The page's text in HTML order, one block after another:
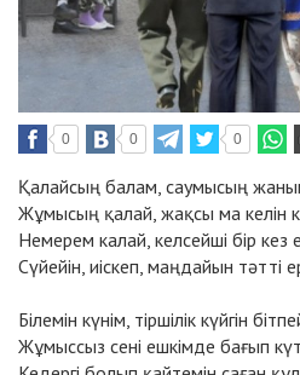
0 0 0
Қалайсың балам, саумысың
Жұмысың қалай, жақсы ма келін
Немерем калай, келсейші бір кез
Сүйейін, иіскеп, маңдайын тәтті
Білемін күнім, тіршілік күйгін
Жұмыссыз сені ешкімде бағып